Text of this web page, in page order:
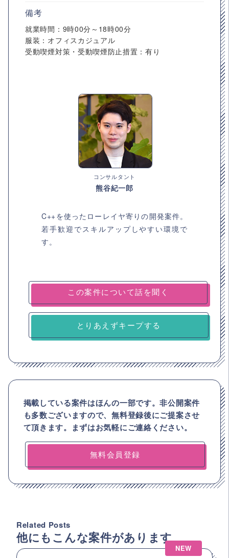
備考
就業時間：9時00分～18時00分
服装：オフィスカジュアル
受動喫煙対策・受動喫煙防止措置：有り
コンサルタント
熊谷紀一郎
C++を使ったローレイヤ寄りの開発案件。
若手歓迎でスキルアップしやすい環境で
す。
とりあえずキープする
掲載している案件はほんの一部です。非公開案件
も多数ございますので、無料登録後にご提案させ
て頂きます。まずはお気軽にご連絡ください。
無料会員登録
Related Posts
他にもこんな案件があります
NEW